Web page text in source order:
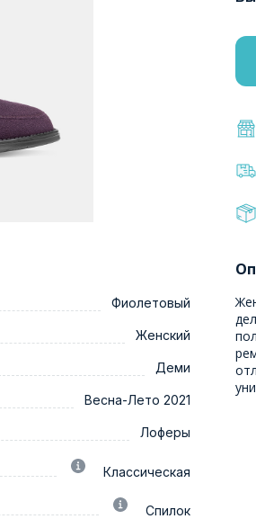
Фиолетовый
Женский
Деми
Весна-Лето 2021
Лоферы
Классическая
Спилок